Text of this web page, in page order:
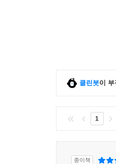
서둘러서는 안
신앙 등에 빠지
얻을 수 있을 것
클린봇이
1
종이책